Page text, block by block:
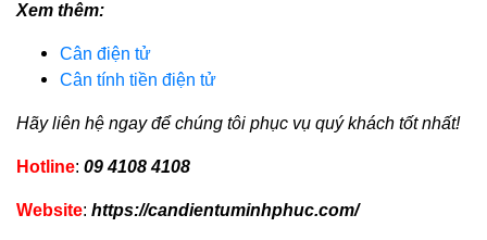
Xem thêm:
Cân điện tử
Cân tính tiền điện tử
Hãy liên hệ ngay để chúng tôi phục vụ quý khách tốt nhất!
Hotline: 09 4108 4108
Website: https://candientuminhphuc.com/